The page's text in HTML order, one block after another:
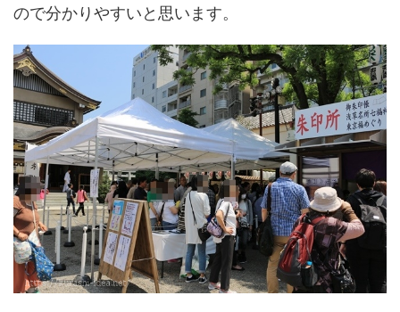
ので分かりやすいと思います。